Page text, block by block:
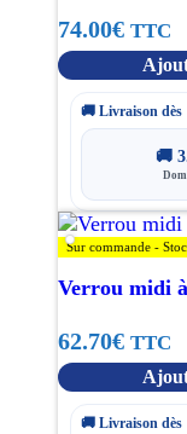
74.00€ TTC
🚚 Livraison dès
🚚
Sur commande -
Verrou midi
62.70€ TTC
🚚 Livraison dès